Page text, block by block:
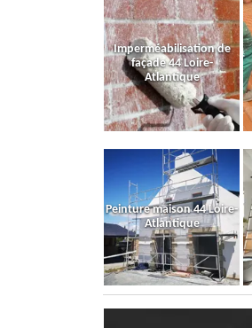
Imperméabilisation de
façade 44 Loire-
Atlantique
Peinture maison 44 Loire-
Atlantique